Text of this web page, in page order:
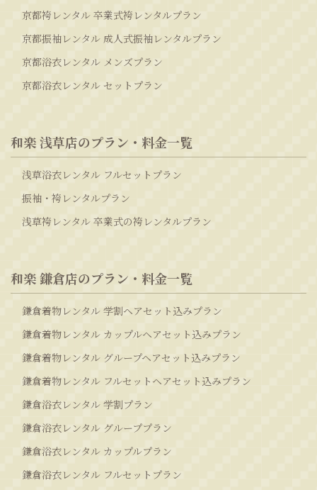
京都袴レンタル 卒業式袴レンタルプラン
京都振袖レンタル 成人式振袖レンタルプラン
京都浴衣レンタル メンズプラン
京都浴衣レンタル セットプラン
和楽 浅草店のプラン・料金一覧
浅草浴衣レンタル フルセットプラン
振袖・袴レンタルプラン
浅草袴レンタル 卒業式の袴レンタルプラン
和楽 鎌倉店のプラン・料金一覧
鎌倉着物レンタル 学割ヘアセット込みプラン
鎌倉着物レンタル カップルヘアセット込みプラン
鎌倉着物レンタル グループヘアセット込みプラン
鎌倉着物レンタル フルセットヘアセット込みプラン
鎌倉浴衣レンタル 学割プラン
鎌倉浴衣レンタル グループプラン
鎌倉浴衣レンタル カップルプラン
鎌倉浴衣レンタル フルセットプラン